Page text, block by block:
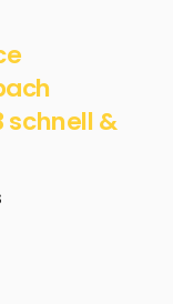
schnell &